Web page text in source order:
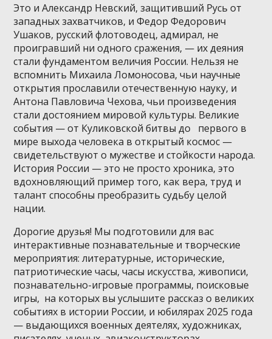
Это и Александр Невский, защитивший Русь от
западных захватчиков, и Федор Федорович
Ушаков, русский флотоводец, адмирал, не
проигравший ни одного сражения, — их деяния
стали фундаментом величия России. Нельзя не
вспомнить Михаила Ломоносова, чьи научные
открытия прославили отечественную науку, и
Антона Павловича Чехова, чьи произведения
стали достоянием мировой культуры. Великие
события — от Куликовской битвы до
первого в
мире выхода человека в открытый космос —
свидетельствуют о мужестве и стойкости народа.
История России — это не просто хроника, это
вдохновляющий пример того, как вера, труд и
талант способны преобразить судьбу целой
нации.
Дорогие друзья! Мы подготовили для вас
интерактивные познавательные и творческие
мероприятия: литературные, исторические,
патриотические часы, часы искусства, живописи,
познавательно-игровые программы, поисковые
игры, на которых вы услышите рассказ о великих
событиях в истории России, и юбилярах 2025 года
— выдающихся военных деятелях, художниках,